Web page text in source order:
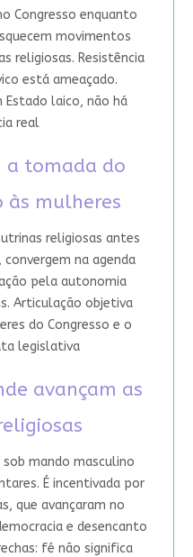
Congresso enquanto
movimentos
religiosas. Resistência
está ameaçado.
Estado laico, não há
real
a tomada do
às mulheres
religiosas antes
convergem na agenda
pela autonomia
Articulação objetiva
do Congresso e o
legislativa
avançam as
mando masculino
É incentivada por
que avançaram no
e desencanto
fé não significa